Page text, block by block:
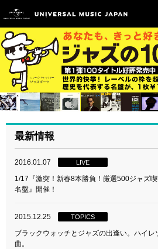
最新情報
2016.01.07 LIVE
1/17『激突！新春8本勝負！厳選500ジャズ
名盤』開催！
2015.12.25 TOPICS
ブラックウォッチとジャズの出逢い。ハイ
曲。